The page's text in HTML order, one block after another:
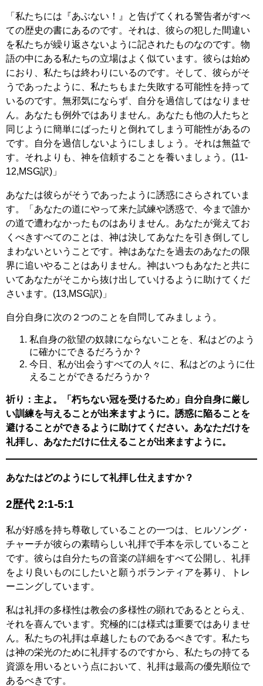
「私たちには『あぶない！』と告げてくれる警告者がすべ
ての歴史の書にあるのです。それは、彼らの犯した間違い
を私たちが繰り返さないように記されたものなのです。物
語の中にある私たちの立場はよく似ています。彼らは始め
におり、私たちは終わりにいるのです。そして、彼らがそ
うであったように、私たちもまた失敗する可能性を持って
いるのです。無邪気にならず、自分を過信してはなりませ
ん。あなたも例外ではありません。あなたも他の人たちと
同じように簡単にばったりと倒れてしまう可能性があるの
です。自分を過信しないようにしましょう。それは無益で
す。それよりも、神を信頼することを養いましょう。(11-
12,MSG訳)」
あなたは彼らがそうであったように誘惑にさらされていま
す。「あなたの道にやって来た試練や誘惑で、今まで誰か
の道で遭わなかったものはありません。あなたが覚えてお
くべきすべてのことは、神は決してあなたを引き倒してし
まわないということです。神はあなたを過去のあなたの限
界に追いやることはありません。神はいつもあなたと共に
いてあなたがそこから抜け出していけるように助けてくだ
さいます。(13,MSG訳)」
自分自身に次の２つのことを自問してみましょう。
私自身の欲望の奴隷にならないことを、私はどのよう
に確かにできるだろうか？
今日、私が出会うすべての人々に、私はどのように仕
えることができるだろうか？
祈り：主よ。「朽ちない冠を受けるため」自分自身に厳し
い訓練を与えることが出来ますように。誘惑に陥ることを
避けることができるように助けてください。あなただけを
礼拝し、あなただけに仕えることが出来ますように。
あなたはどのようにして礼拝し仕えますか？
2歴代 2:1-5:1
私が好感を持ち尊敬していることの一つは、ヒルソング・
チャーチが彼らの素晴らしい礼拝で手本を示していること
です。彼らは自分たちの音楽の詳細をすべて公開し、礼拝
をより良いものにしたいと願うボランティアを募り、トレ
ーニングしています。
私は礼拝の多様性は教会の多様性の顕れであるととらえ、
それを喜んでいます。究極的には様式は重要ではありませ
ん。私たちの礼拝は卓越したものであるべきです。私たち
は神の栄光のために礼拝するのですから、私たちの持てる
資源を用いるという点において、礼拝は最高の優先順位で
あるべきです。